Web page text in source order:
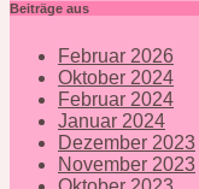
Beiträge aus
Februar 2026
Oktober 2024
Februar 2024
Januar 2024
Dezember 2023
November 2023